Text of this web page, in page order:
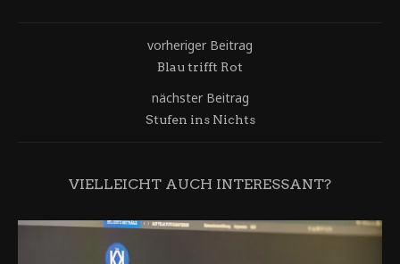
vorheriger Beitrag
Blau trifft Rot
nächster Beitrag
Stufen ins Nichts
VIELLEICHT AUCH INTERESSANT?